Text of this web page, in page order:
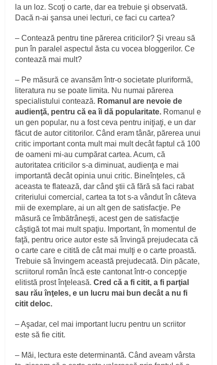
la un loz. Scoţi o carte, dar ea trebuie şi observată.
Dacă n-ai şansa unei lecturi, ce faci cu cartea?
– Contează pentru tine părerea criticilor? Şi vreau să
pun în paralel aspectul ăsta cu vocea bloggerilor. Ce
contează mai mult?
– Pe măsură ce avansăm într-o societate pluriformă,
literatura nu se poate limita. Nu numai părerea
specialistului contează. Romanul are nevoie de
audienţă, pentru că ea îi dă popularitate. Romanul e
un gen popular, nu a fost ceva pentru iniţiaţi, e un dar
făcut de autor cititorilor. Când eram tânăr, părerea unui
critic important conta mult mai mult decât faptul că 100
de oameni mi-au cumpărat cartea. Acum, că
autoritatea criticilor s-a diminuat, audienţa e mai
importantă decât opinia unui critic. Bineînţeles, că
aceasta te flatează, dar când ştii că fără să faci rabat
criteriului comercial, cartea ta tot s-a vândut în câteva
mii de exemplare, ai un alt gen de satisfacţie. Pe
măsură ce îmbătrâneşti, acest gen de satisfacţie
câştigă tot mai mult spaţiu. Important, în momentul de
faţă, pentru orice autor este să învingă prejudecata că
o carte care e citită de cât mai mulţi e o carte proastă.
Trebuie să învingem această prejudecată. Din păcate,
scriitorul român încă este cantonat într-o concepţie
elitistă prost înţeleasă.Cred că a fi citit, a fi parţial
sau rău înţeles, e un lucru mai bun decât a nu fi
citit deloc.
– Aşadar, cel mai important lucru pentru un scriitor
este să fie citit.
– Măi, lectura este determinantă. Când aveam vârsta